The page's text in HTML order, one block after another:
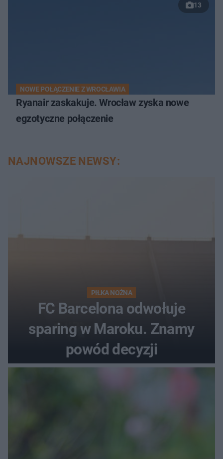
13
NOWE POŁĄCZENIE Z WROCŁAWIA
Ryanair zaskakuje. Wrocław zyska nowe
egzotyczne połączenie
NAJNOWSZE NEWSY:
PIŁKA NOŻNA
FC Barcelona odwołuje
sparing w Maroku. Znamy
powód decyzji